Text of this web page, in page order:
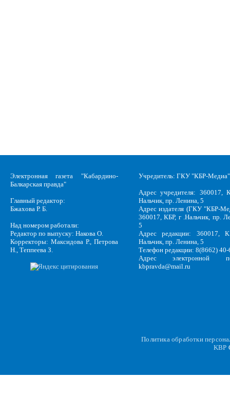
Электронная газета "Кабардино-
Балкарская правда"
Главный редактор:
Бжахова Р. Б.
Над номером работали:
Редактор по выпуску: Накова О.
Корректоры: Максидова Р., Петрова
Н., Теппеева З.
Учредитель: ГКУ "КБР-Медиа"
Адрес учредителя: 360017,
Нальчик, пр. Ленина, 5
Адрес издателя (ГКУ "КБР-
360017, КБР, г .Нальчик, пр.
5
Адрес редакции: 360017,
Нальчик, пр. Ленина, 5
Телефон редакции: 8(8662)
Адрес электронной
kbpravda@mail.ru
Политика обработки
KBP